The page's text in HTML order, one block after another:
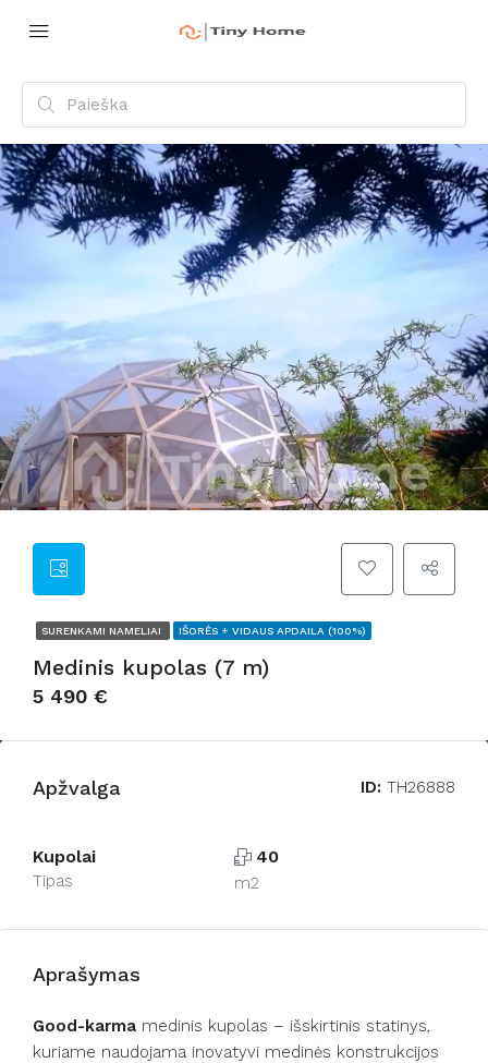
SURENKAMI NAMELIAI IŠORĖS + VIDAUS APDAILA (100%)
Medinis kupolas (7 m)
5 490 €
Apžvalga ID: TH26888
Kupolai
Tipas
40
m2
Aprašymas
Good-karma medinis kupolas – išskirtinis statinys,
kuriame naudojama inovatyvi medinės konstrukcijos